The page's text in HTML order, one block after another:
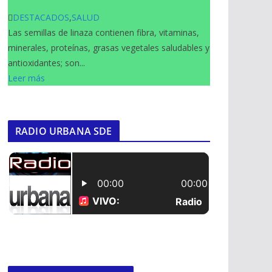
DESTACADOS,SALUD
Las semillas de linaza contienen fibra, vitaminas,
minerales, proteínas, grasas vegetales saludables y
antioxidantes; son...
Leer más
RADIO URBANA SDE